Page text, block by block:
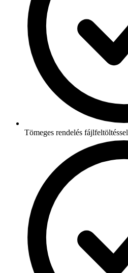
Tömeges rendelés fájlfeltöltéssel